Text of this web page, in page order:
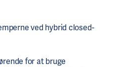
ved hybrid closed-
for at bruge